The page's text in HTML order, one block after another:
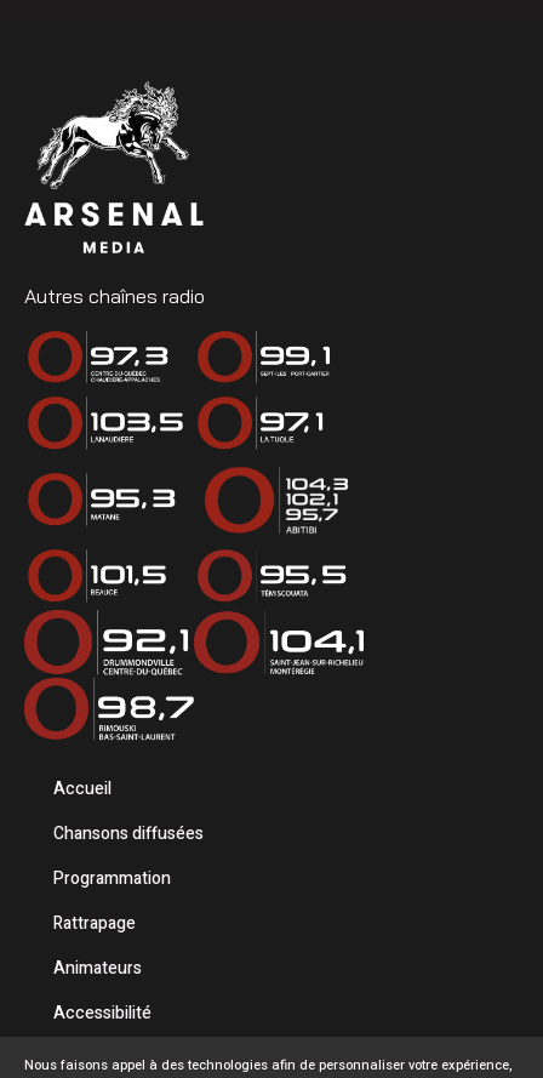
Autres chaînes radio
Accueil
Chansons diffusées
Programmation
Rattrapage
Animateurs
Accessibilité
Politique de confidentialité
Nous faisons appel à des technologies afin de personnaliser votre expérience,